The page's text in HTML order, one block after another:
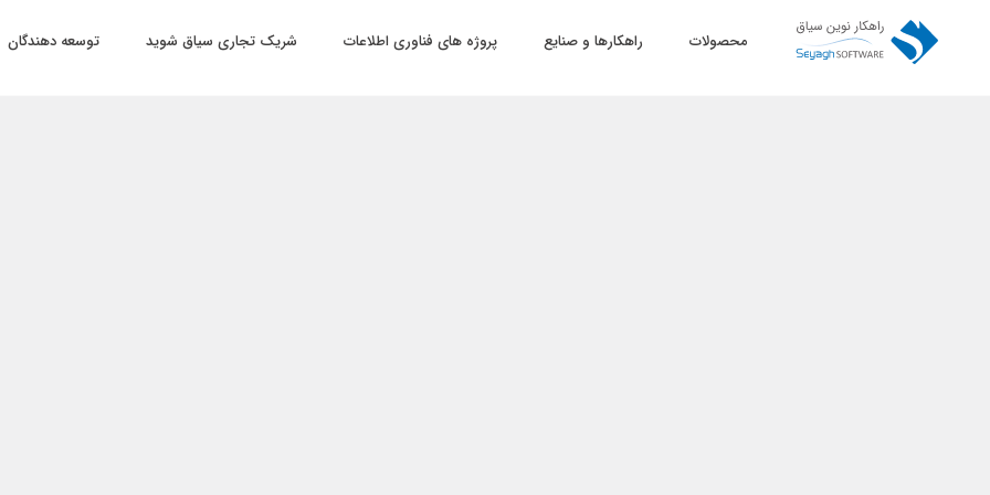
محصولات راهکارها و صنایع پروژه های فناوری اطلاعات شریک تجاری سیاق شوید توسعه دهندگان